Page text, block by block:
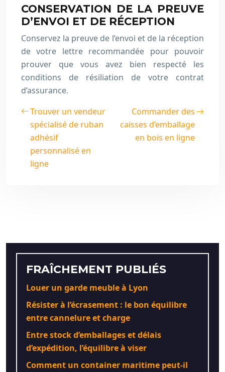
CONSERVATION DE LA PREUVE
D’ENVOI ET DE RÉCEPTION
Conservez la preuve de l’envoi et de la réception
de votre lettre recommandée pour pouvoir
prouver que vous avez bien respecté les
conditions de résiliation de votre contrat
d’assurance.
Trouver un vendeur
spécialisé de ruban
adhésif
personnalisé en
ligne
Commander des
caisses d’emballage
en bois en ligne
FRAÎCHEMENT PUBLIÉS
Louer un garde meuble à Lyon
Résister à l’écrasement : le bon équilibre
entre cannelure et charge
Entre stock d’emballages et délais
d’expédition, l’équilibre à viser
Comment un container maritime peut-il